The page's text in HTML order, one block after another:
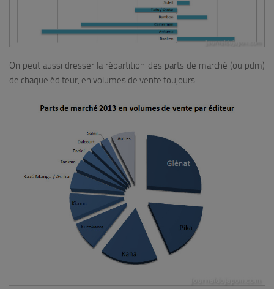
On peut aussi dresser la répartition des parts de marché (ou pdm)
de chaque éditeur, en volumes de vente toujours :